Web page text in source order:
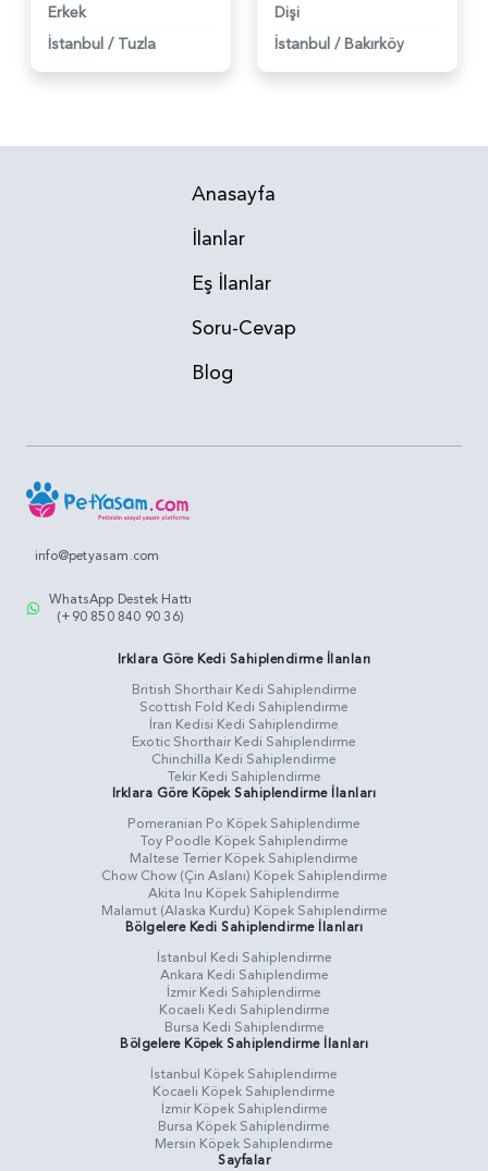
Erkek
İstanbul / Tuzla
Dişi
İstanbul / Bakırköy
Anasayfa
İlanlar
Eş İlanlar
Soru-Cevap
Blog
info@petyasam.com
WhatsApp Destek Hattı
(+90 850 840 90 36)
Irklara Göre Kedi Sahiplendirme İlanları
British Shorthair Kedi Sahiplendirme
Scottish Fold Kedi Sahiplendirme
İran Kedisi Kedi Sahiplendirme
Exotic Shorthair Kedi Sahiplendirme
Chinchilla Kedi Sahiplendirme
Tekir Kedi Sahiplendirme
Irklara Göre Köpek Sahiplendirme İlanları
Pomeranian Po Köpek Sahiplendirme
Toy Poodle Köpek Sahiplendirme
Maltese Terrier Köpek Sahiplendirme
Chow Chow (Çin Aslanı) Köpek Sahiplendirme
Akita Inu Köpek Sahiplendirme
Malamut (Alaska Kurdu) Köpek Sahiplendirme
Bölgelere Kedi Sahiplendirme İlanları
İstanbul Kedi Sahiplendirme
Ankara Kedi Sahiplendirme
İzmir Kedi Sahiplendirme
Kocaeli Kedi Sahiplendirme
Bursa Kedi Sahiplendirme
Bölgelere Köpek Sahiplendirme İlanları
İstanbul Köpek Sahiplendirme
Kocaeli Köpek Sahiplendirme
İzmir Köpek Sahiplendirme
Bursa Köpek Sahiplendirme
Mersin Köpek Sahiplendirme
Sayfalar